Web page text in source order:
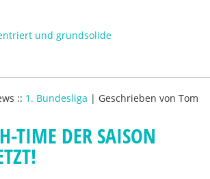
und grundsolide
:: 1. Bundesliga | Geschrieben von Tom
TIME DER SAISON